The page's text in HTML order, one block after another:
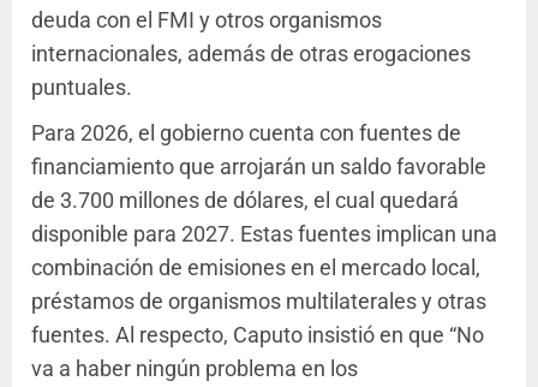
deuda con el FMI y otros organismos
internacionales, además de otras erogaciones
puntuales.
Para 2026, el gobierno cuenta con fuentes de
financiamiento que arrojarán un saldo favorable
de 3.700 millones de dólares, el cual quedará
disponible para 2027. Estas fuentes implican una
combinación de emisiones en el mercado local,
préstamos de organismos multilaterales y otras
fuentes. Al respecto, Caputo insistió en que “No
va a haber ningún problema en los